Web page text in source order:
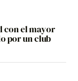
con el mayor
por un club